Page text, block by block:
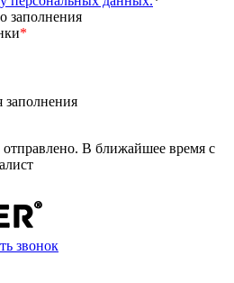
заполнения
*
заполнения
В ближайшее время с
звонок